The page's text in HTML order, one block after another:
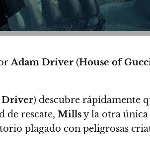
Adam Driver (House of
Driver) descubre rápidamente
de rescate, Millsy la otra única
plagado con peligrosas